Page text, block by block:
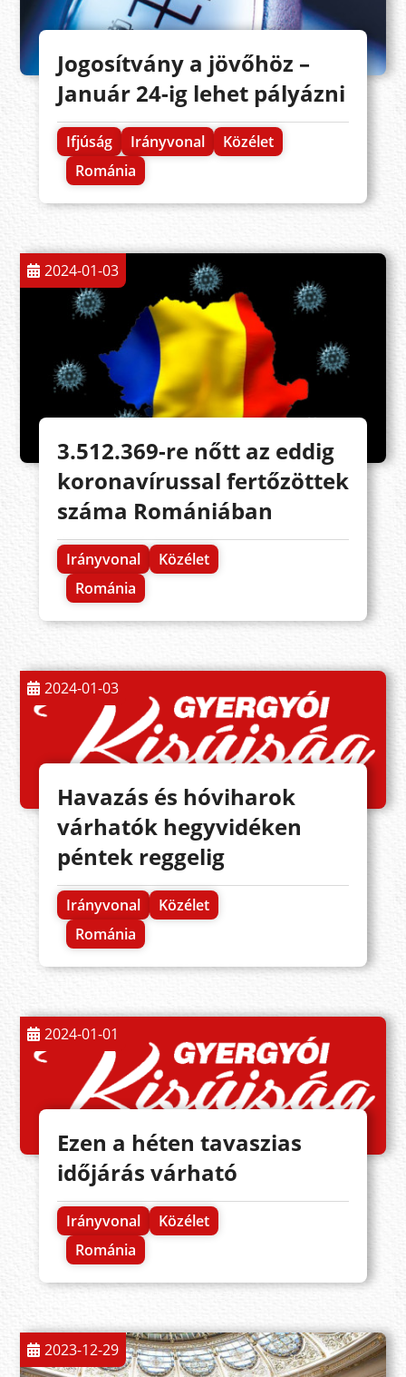
Jogosítvány a jövőhöz –
Január 24-ig lehet pályázni
Ifjúság Irányvonal
Közélet
Románia
2024-01-03
3.512.369-re nőtt az eddig
koronavírussal fertőzöttek
száma Romániában
Irányvonal
Közélet
Románia
2024-01-03
Havazás és hóviharok
várhatók hegyvidéken
péntek reggelig
Irányvonal
Közélet
Románia
2024-01-01
Ezen a héten tavaszias
időjárás várható
Irányvonal
Közélet
Románia
2023-12-29